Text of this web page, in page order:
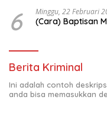
6 Minggu, 22 Februari
(Cara) Baptisan
Berita Kriminal
Ini adalah contoh
anda bisa memasukkan